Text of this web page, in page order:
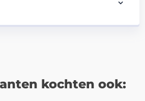
kochten ook: